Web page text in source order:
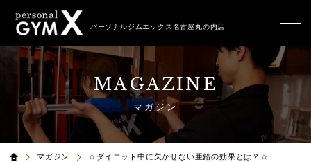
パーソナルジムエックス名古屋丸の内店
MAGAZINE
マガジン
マガジン ☆ダイエット中に欠かせない亜鉛の効果とは？☆